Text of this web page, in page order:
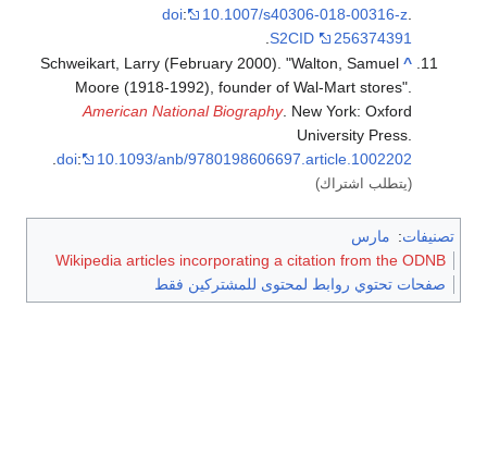
doi: 10.1007/s40306-018-00316-z
S2CID
256374391
.
^
Schweikart, Larry (February 2000). "Walton, Samuel
Moore (1918-1992), founder of Wal-Mart stores".
American National Biography. New York: Oxford
University Press.
doi: 10.1093/anb/9780198606697.article.1002202
.
(يتطلب اشتراك)
تصنيفات: مارس
Wikipedia articles incorporating a citation from the ODNB
صفحات تحتوي روابط لمحتوى للمشتركين فقط